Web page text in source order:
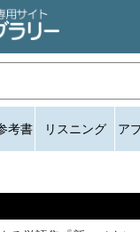
考書 リスニング ア